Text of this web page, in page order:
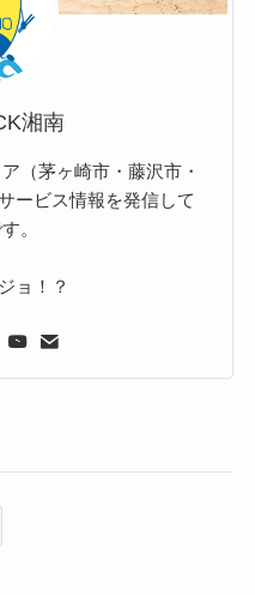
湘南
（茅ヶ崎市・藤沢市・
ービス情報を発信して
。
ョ！？